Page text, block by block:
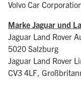
Volvo Car
Marke Jaguar und
Jaguar Land Rover
5020 Salzburg
Jaguar Land Rover
CV3 4LF,